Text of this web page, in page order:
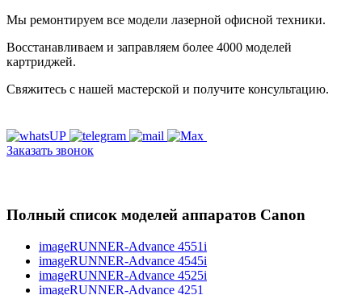
Мы ремонтируем все модели лазерной офисной техники.
Восстанавливаем и заправляем более 4000 моделей
картриджей.
Свяжитесь с нашей мастерской и получите консультацию.
Заказать звонок
Полный список моделей аппаратов Canon
imageRUNNER-Advance 4551i
imageRUNNER-Advance 4545i
imageRUNNER-Advance 4525i
imageRUNNER-Advance 4251